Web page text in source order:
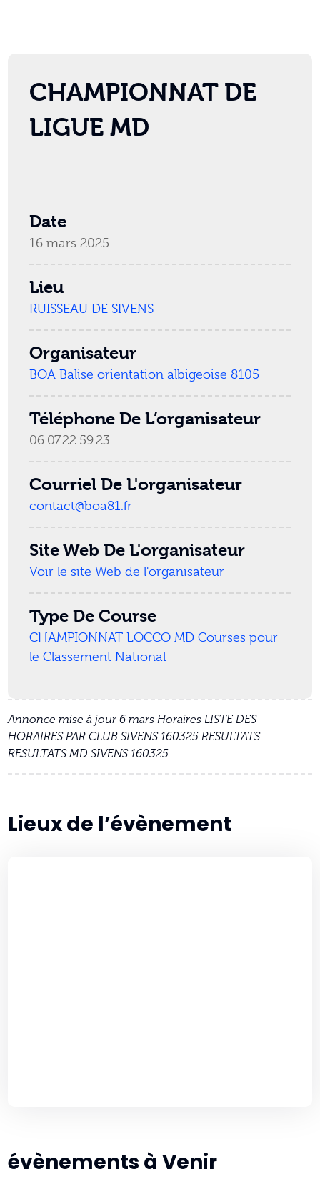
Annonce mise à jour 6 mars Horaires LISTE DES
HORAIRES PAR CLUB SIVENS 160325 RESULTATS
RESULTATS MD SIVENS 160325
Lieux de l’évènement
évènements à Venir
CHAMPIONNAT DE
LIGUE MD
Date
16 mars 2025
Lieu
RUISSEAU DE SIVENS
Organisateur
BOA Balise orientation albigeoise 8105
Téléphone De L’organisateur
06.07.22.59.23
Courriel De L'organisateur
contact@boa81.fr
Site Web De L'organisateur
Voir le site Web de l'organisateur
Type De Course
CHAMPIONNAT LOCCO MD Courses pour
le Classement National